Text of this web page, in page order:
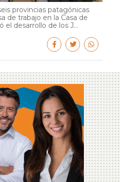
provincias patagónicas
de trabajo en la Casa de
el desarrollo de los J...